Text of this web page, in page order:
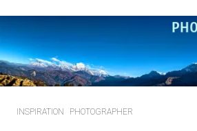
INSPIRATION PHOTOGRAPHER